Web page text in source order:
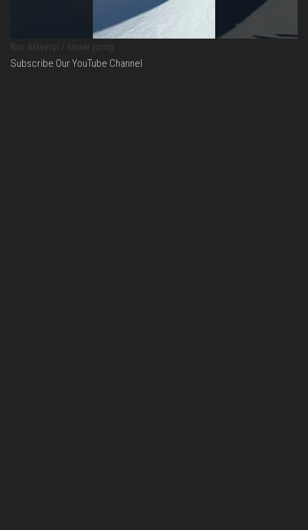
Subscribe Our YouTube Channel